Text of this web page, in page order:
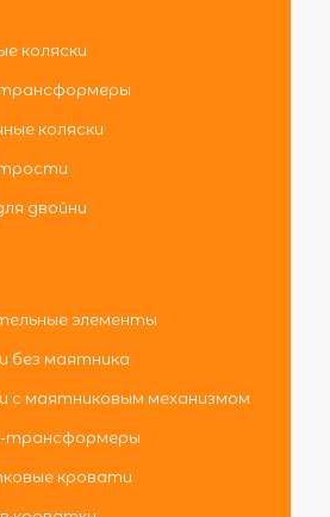
коляски
коляски
двойни
элементы
без маятника
с маятниковым механизмом
трансформеры
кровати